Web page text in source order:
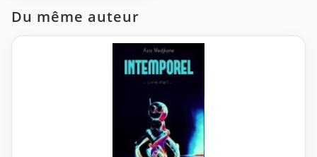
Du même auteur